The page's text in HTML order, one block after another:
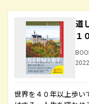
道
１
世界を４０年以上歩い